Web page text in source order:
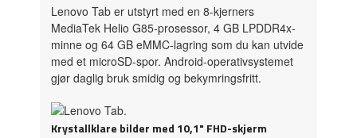
Lenovo Tab er utstyrt med en 8-kjerners
MediaTek Helio G85-prosessor, 4 GB LPDDR4x-
minne og 64 GB eMMC-lagring som du kan utvide
med et microSD-spor. Android-operativsystemet
gjør daglig bruk smidig og bekymringsfritt.
Krystallklare bilder med 10,1" FHD-skjerm